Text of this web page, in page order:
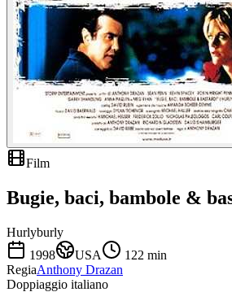
Film
Bugie, baci, bambole &
Hurlyburly
1998
USA 122 min
RegiaAnthony Drazan
Doppiaggio italiano